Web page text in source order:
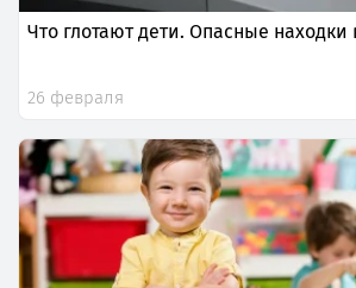
Что глотают дети. Опасные находки
26 февраля